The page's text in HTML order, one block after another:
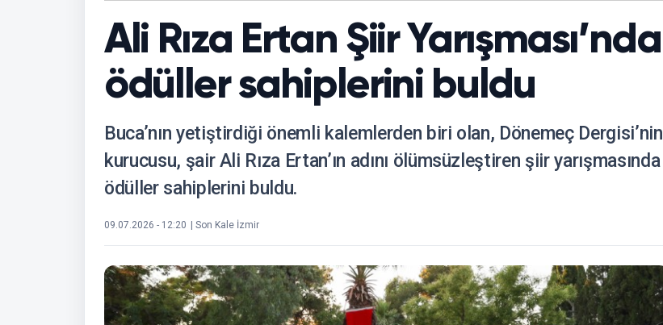
Ali Rıza Ertan Şiir Yarışması’nda
ödüller sahiplerini buldu
Buca’nın yetiştirdiği önemli kalemlerden biri olan, Dönemeç Dergisi’nin
kurucusu, şair Ali Rıza Ertan’ın adını ölümsüzleştiren şiir yarışmasında
ödüller sahiplerini buldu.
09.07.2026 - 12:20 | Son Kale İzmir